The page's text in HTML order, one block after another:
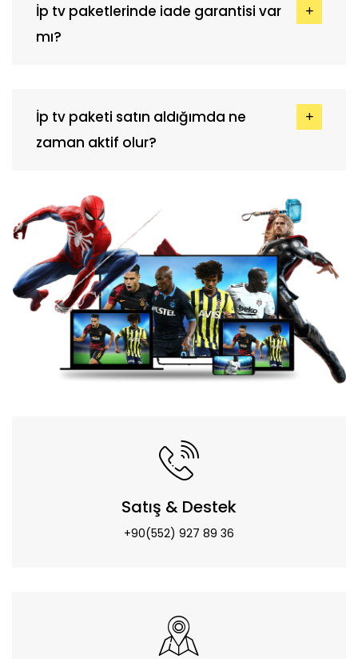
İp tv paketlerinde iade garantisi var
mı?
İp tv paketi satın aldığımda ne
zaman aktif olur?
Satış & Destek
+90(552) 927 89 36